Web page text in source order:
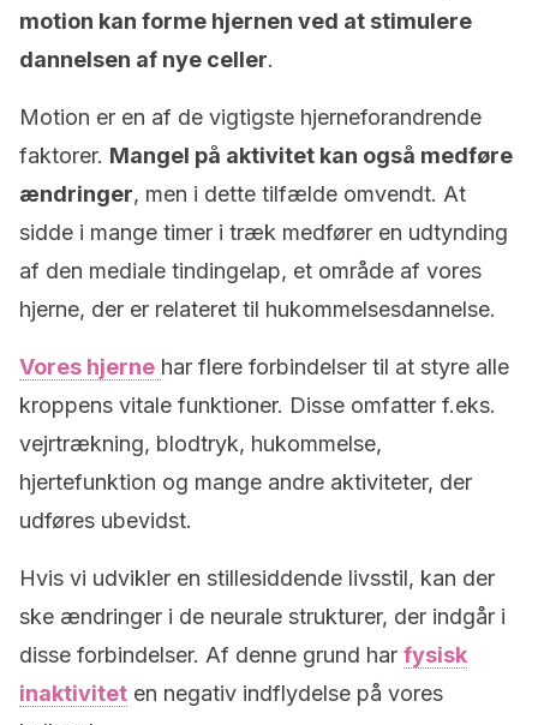
motion kan forme hjernen ved at stimulere
dannelsen af nye celler.
Motion er en af de vigtigste hjerneforandrende
faktorer. Mangel på aktivitet kan også medføre
ændringer, men i dette tilfælde omvendt. At
sidde i mange timer i træk medfører en udtynding
af den mediale tindingelap, et område af vores
hjerne, der er relateret til hukommelsesdannelse.
Vores hjerne har flere forbindelser til at styre alle
kroppens vitale funktioner. Disse omfatter f.eks.
vejrtrækning, blodtryk, hukommelse,
hjertefunktion og mange andre aktiviteter, der
udføres ubevidst.
Hvis vi udvikler en stillesiddende livsstil, kan der
ske ændringer i de neurale strukturer, der indgår i
disse forbindelser. Af denne grund har fysisk
inaktivitet en negativ indflydelse på vores